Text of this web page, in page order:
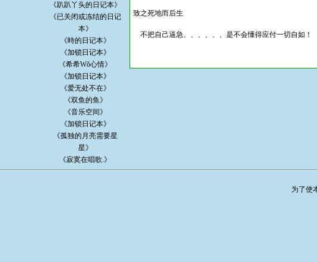
《趴趴丫头的日记本》
《已关闭或冻结的日记
本》
《時的日记本》
《加锁日记本》
《希希Wǒ心情》
《加锁日记本》
《爱无处不在》
《双鱼的鱼》
《音乐空间》
《加锁日记本》
《孤独的月亮需要星
星》
《寂寞在唱歌.》
致之死地而后生
不把自己逼急、、、、、、是不会懂得应付一切自如！
为了使